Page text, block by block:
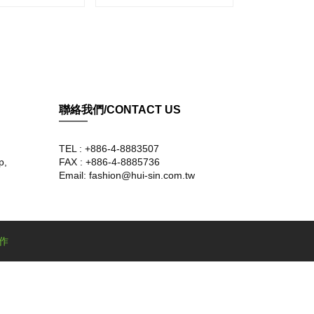
聯絡我們/CONTACT US
TEL : +886-4-8883507
FAX : +886-4-8885736
Email: fashion@hui-sin.com.tw